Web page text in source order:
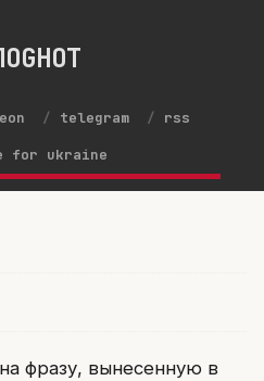
telegram
rss
for ukraine
фразу, вынесенную в